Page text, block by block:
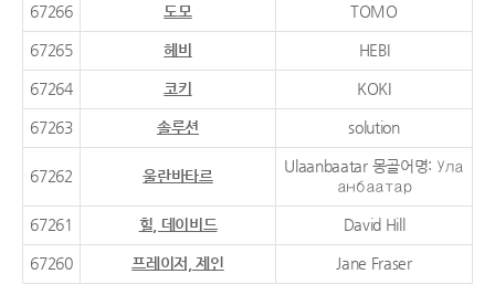
67266 도모 TOMO
67265 헤비 HEBI
67264 코키 KOKI
67263 솔루션 solution
67262 울란바타르
Ulaanbaatar 몽골어명: Ула
анбаатар
67261 힐, 데이비드 David Hill
67260 프레이저, 제인 Jane Fraser